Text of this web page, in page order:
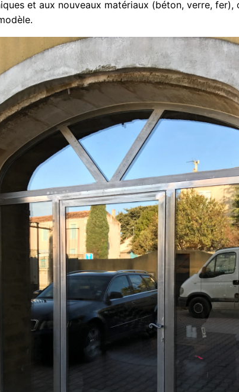
et aux nouveaux matériaux (béton, verre, fer),